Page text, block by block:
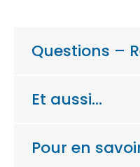
Questions –
Et aussi…
Pour en